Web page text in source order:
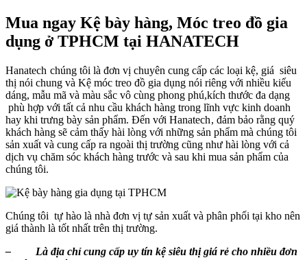
Mua ngay Kệ bày hàng, Móc treo đồ gia
dụng ở TPHCM tại HANATECH
Hanatech chúng tôi là đơn vị chuyên cung cấp các loại kệ, giá siêu
thị nói chung và Kệ móc treo đồ gia dụng nói riêng với nhiều kiểu
dáng, mẫu mã và màu sắc vô cùng phong phú,kích thước đa dạng
phù hợp với tất cả nhu cầu khách hàng trong lĩnh vực kinh doanh
hay khi trưng bày sản phẩm. Đến với Hanatech , đảm bảo rằng quý
khách hàng sẽ cảm thấy hài lòng với những sản phẩm mà chúng tôi
sản xuất và cung cấp ra ngoài thị trường cũng như hài lòng với cả
dịch vụ chăm sóc khách hàng trước và sau khi mua sản phẩm của
chúng tôi.
Chúng tôi tự hào là nhà đơn vị tự sản xuất và phân phối tại kho nên
giá thành là tốt nhất trên thị trường.
– Là địa chỉ cung cấp uy tín kệ siêu thị giá rẻ cho nhiều đơn